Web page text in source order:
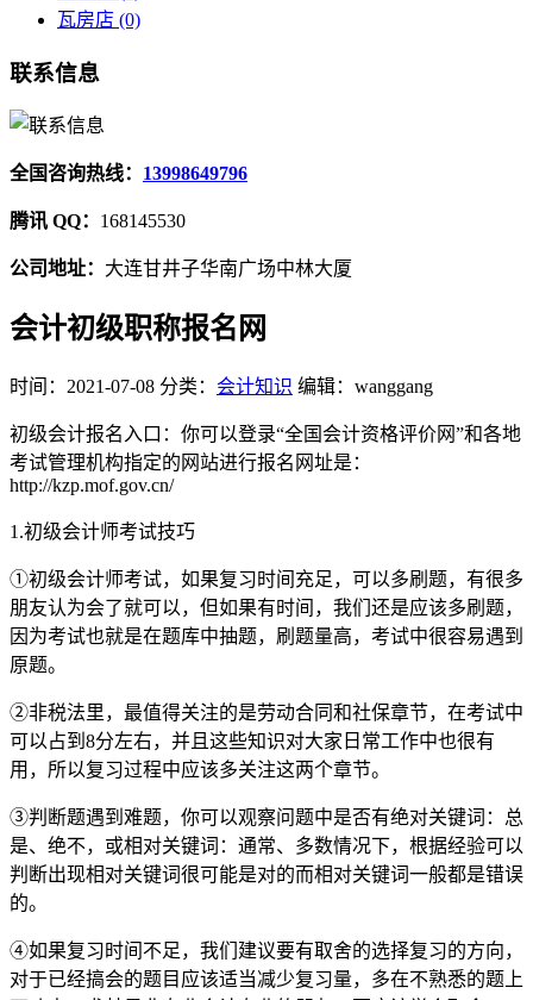
瓦房店 (0)
联系信息
全国咨询热线： 13998649796
腾讯 QQ： 168145530
公司地址： 大连甘井子华南广场中林大厦
会计初级职称报名网
时间：2021-07-08 分类： 会计知识 编辑：wanggang
初级会计报名入口：你可以登录“全国会计资格评价网”和各地
考试管理机构指定的网站进行报名网址是：
http://kzp.mof.gov.cn/
1.初级会计师考试技巧
①初级会计师考试，如果复习时间充足，可以多刷题，有很多
朋友认为会了就可以，但如果有时间，我们还是应该多刷题，
因为考试也就是在题库中抽题，刷题量高，考试中很容易遇到
原题。
②非税法里，最值得关注的是劳动合同和社保章节，在考试中
可以占到8分左右，并且这些知识对大家日常工作中也很有
用，所以复习过程中应该多关注这两个章节。
③判断题遇到难题，你可以观察问题中是否有绝对关键词：总
是、绝不，或相对关键词：通常、多数情况下，根据经验可以
判断出现相对关键词很可能是对的而相对关键词一般都是错误
的。
④如果复习时间不足，我们建议要有取舍的选择复习的方向，
对于已经搞会的题目应该适当减少复习量，多在不熟悉的题上